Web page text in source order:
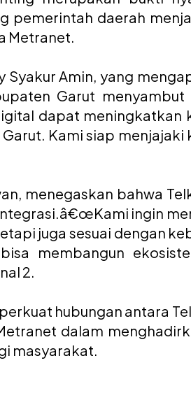
pemerintah daerah
Metranet.
Amin, yang
Garut menyambut
dapat meningkatkan
Kami siap menjajaki
menegaskan bahwa
ingin
juga sesuai dengan
membangun
2.
hubungan antara
dalam
masyarakat.